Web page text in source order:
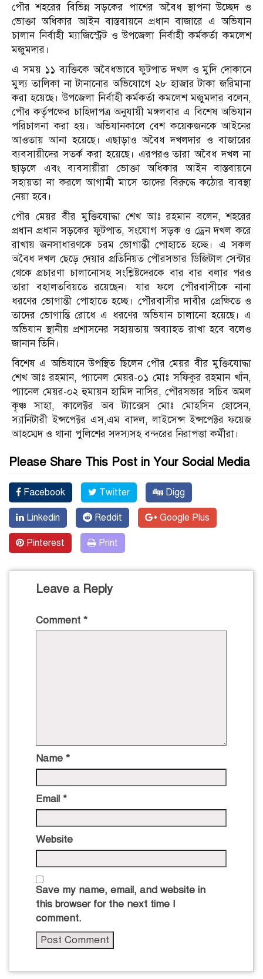
পৌর শহরের বিভিন্ন সড়কের পাশের অবৈধ স্থাপনা উচ্ছেদ ও
ভোক্তা অধিকার আইন বাস্তবায়নে প্রধান বাজারে এ অভিযান
চালান নির্বাহী ম্যাজিস্ট্রেট ও উপজেলা নির্বাহী কর্মকর্তা কমলেশ
মজুমদার।
এ সময় ১১ ব্যক্তিকে অবৈধভাবে ফুটপাত দখল ও মুদি দোকানে
মুল্য তালিকা না টানানোর অভিযোগে ২৮ হাজার টাকা জরিমানা
করা হয়েছে। উপজেলা নির্বাহী কর্মকর্তা কমলেশ মজুমদার বলেন,
পৌর কর্তৃপক্ষের চাহিদাপত্র অনুযায়ী মঙ্গলবার এ বিশেষ অভিযান
পরিচালনা করা হয়। অভিযানকালে বেশ কয়েকজনকে আইনের
আওতায় আনা হয়েছে। এছাড়াও অবৈধ দখলদার ও বাজারের
ব্যবসায়ীদের সতর্ক করা হয়েছে। এরপরও তারা অবৈধ দখল না
ছাড়লে এবং ব্যবসায়ীরা ভোক্তা অধিকার আইন বাস্তবায়নে
সহায়তা না করলে আগামী মাসে তাদের বিরুদ্ধে কঠোর ব্যবস্থা
নেয়া হবে।
পৌর মেয়র বীর মুক্তিযোদ্ধা শেখ আঃ রহমান বলেন, শহরের
প্রধান প্রধান সড়কের ফুটপাত, সংযোগ সড়ক ও ড্রেন দখল করে
রাখায় জনসাধারণকে চরম ভোগান্তী পোহাতে হচ্ছে। এ সকল
অবৈধ দখল ছেড়ে দেয়ার প্রতিনিয়ত পৌরসভার ডিজিটাল সেন্টার
থেকে প্রচারণা চালানোসহ সংশ্লিষ্টদেরকে বার বার বলার পরও
তারা বহালতবিয়তে রয়েছেন। যার ফলে পৌরবাসীকে নানা
ধরণের ভোগান্তী পোহাতে হচ্ছে। পৌরবাসীর দাবীর প্রেক্ষিতে ও
তাদের ভোগান্তি রোধে এ ধরণের অভিযান চালানো হয়েছে। এ
অভিযান স্থানীয় প্রশাসনের সহায়তায় অব্যাহত রাখা হবে বলেও
জানান তিনি।
বিশেষ এ অভিযানে উপস্থিত ছিলেন পৌর মেয়র বীর মুক্তিযোদ্ধা
শেখ আঃ রহমান, প্যানেল মেয়র-০১ মোঃ সফিকুর রহমান খাঁন,
প্যানেল মেয়র-০২ হুমায়ন হামিদ নাসির, পৌরসভার সচিব অমল
কৃঞ্চ সাহা, কালেক্টর অব ট্যাক্সেস মোঃ মোহসিন হোসেন,
স্যানিটারী ইন্সপেক্টর এস,এম বাদল, লাইসেন্স ইন্সপেক্টর ফয়েজ
আহম্মেদ ও থানা পুলিশের সদস্যসহ বন্দরের নিরাপত্তা কর্মীরা।
Please Share This Post in Your Social Media
Facebook Twitter Digg
Linkedin Reddit Google Plus
Pinterest Print
Leave a Reply
Comment *
Name *
Email *
Website
Save my name, email, and website in
this browser for the next time I
comment.